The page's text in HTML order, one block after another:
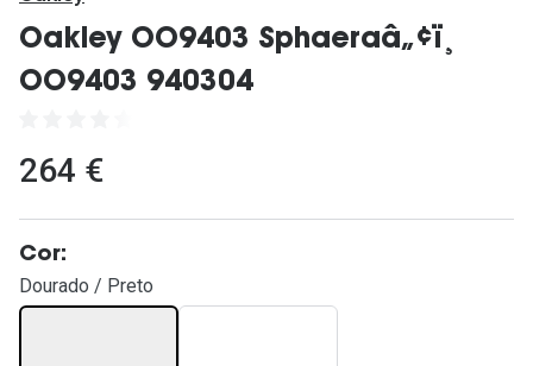
Oakley OO9403 Sphaeraâ„¢ï¸
OO9403 940304
264 €
Cor:
Dourado / Preto